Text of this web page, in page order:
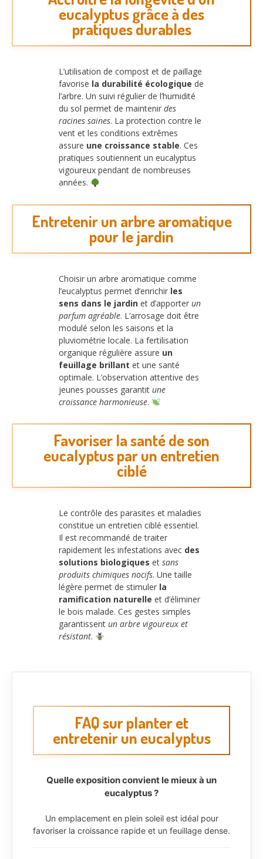
eucalyptus grâce à des
pratiques durables
L’utilisation de compost et de paillage
favorise la durabilité écologique de
l’arbre. Un suivi régulier de l’humidité
du sol permet de maintenir des
racines saines. La protection contre le
vent et les conditions extrêmes
assure une croissance stable. Ces
pratiques soutiennent un eucalyptus
vigoureux pendant de nombreuses
années.
Entretenir un arbre aromatique
pour le jardin
Choisir un arbre aromatique comme
l’eucalyptus permet d’enrichir les
sens dans le jardin et d’apporter un
parfum agréable. L’arrosage doit être
modulé selon les saisons et la
pluviométrie locale. La fertilisation
organique régulière assure un
feuillage brillant et une santé
optimale. L’observation attentive des
jeunes pousses garantit une
croissance harmonieuse.
Favoriser la santé de son
eucalyptus par un entretien
ciblé
Le contrôle des parasites et maladies
constitue un entretien ciblé essentiel.
Il est recommandé de traiter
rapidement les infestations avec des
solutions biologiques et sans
produits chimiques nocifs. Une taille
légère permet de stimuler la
ramification naturelle et d’éliminer
le bois malade. Ces gestes simples
garantissent un arbre vigoureux et
résistant.
FAQ sur planter et
entretenir un eucalyptus
Quelle exposition convient le mieux à un
eucalyptus ?
Un emplacement en plein soleil est idéal pour
favoriser la croissance rapide et un feuillage dense.